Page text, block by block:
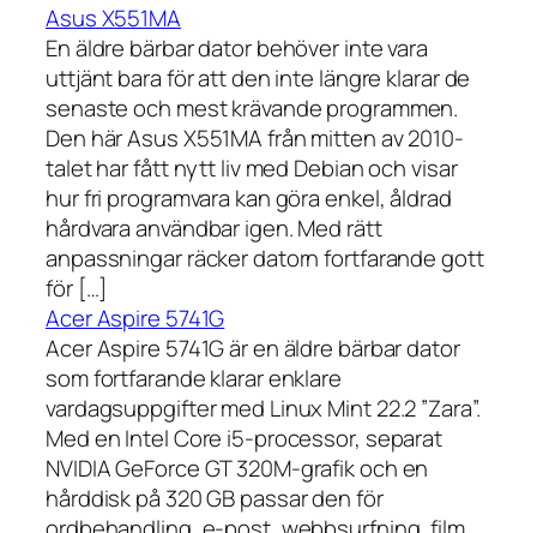
Asus X551MA
En äldre bärbar dator behöver inte vara
uttjänt bara för att den inte längre klarar de
senaste och mest krävande programmen.
Den här Asus X551MA från mitten av 2010-
talet har fått nytt liv med Debian och visar
hur fri programvara kan göra enkel, åldrad
hårdvara användbar igen. Med rätt
anpassningar räcker datorn fortfarande gott
för […]
Acer Aspire 5741G
Acer Aspire 5741G är en äldre bärbar dator
som fortfarande klarar enklare
vardagsuppgifter med Linux Mint 22.2 ”Zara”.
Med en Intel Core i5-processor, separat
NVIDIA GeForce GT 320M-grafik och en
hårddisk på 320 GB passar den för